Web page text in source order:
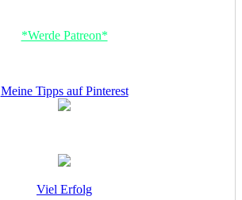
*Werde Patreon*
Meine Tipps auf Pinterest
Viel Erfolg